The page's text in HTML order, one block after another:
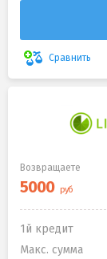
Сравнить
Возвращаете
1й кредит
Макс. сумма